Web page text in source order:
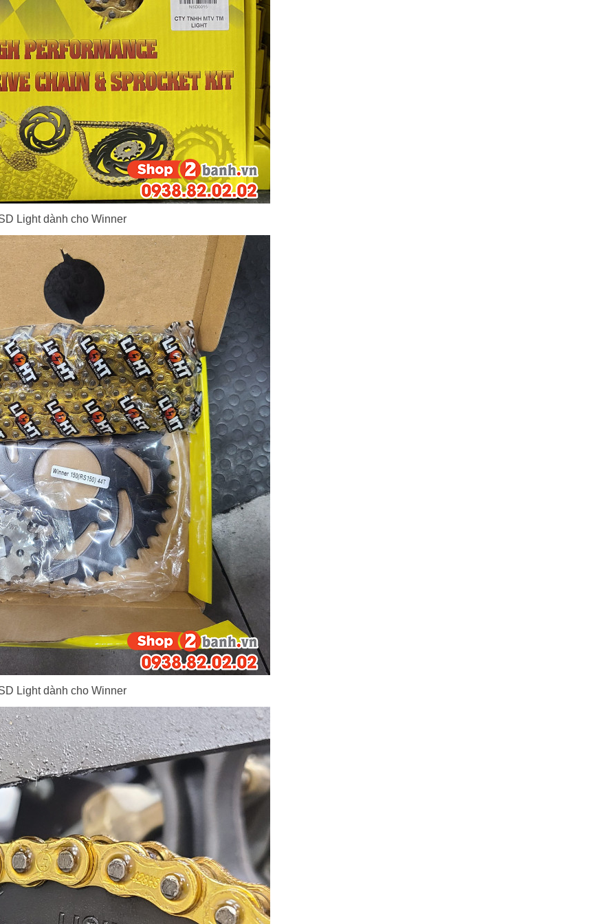
Light dành cho Winner
Light dành cho Winner